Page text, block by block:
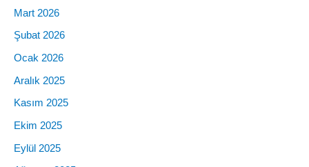
Mart 2026
Şubat 2026
Ocak 2026
Aralık 2025
Kasım 2025
Ekim 2025
Eylül 2025